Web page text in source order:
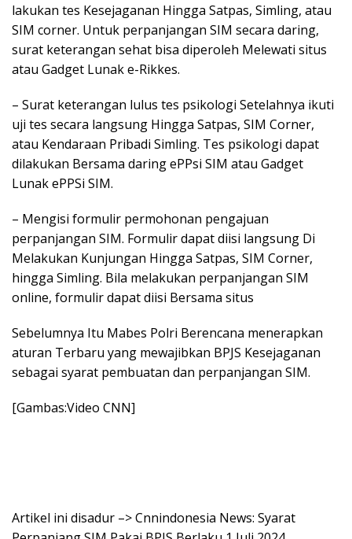
lakukan tes Kesejaganan Hingga Satpas, Simling, atau
SIM corner. Untuk perpanjangan SIM secara daring,
surat keterangan sehat bisa diperoleh Melewati situs
atau Gadget Lunak e-Rikkes.
– Surat keterangan lulus tes psikologi Setelahnya ikuti
uji tes secara langsung Hingga Satpas, SIM Corner,
atau Kendaraan Pribadi Simling. Tes psikologi dapat
dilakukan Bersama daring ePPsi SIM atau Gadget
Lunak ePPSi SIM.
– Mengisi formulir permohonan pengajuan
perpanjangan SIM. Formulir dapat diisi langsung Di
Melakukan Kunjungan Hingga Satpas, SIM Corner,
hingga Simling. Bila melakukan perpanjangan SIM
online, formulir dapat diisi Bersama situs
Sebelumnya Itu Mabes Polri Berencana menerapkan
aturan Terbaru yang mewajibkan BPJS Kesejaganan
sebagai syarat pembuatan dan perpanjangan SIM.
[Gambas:Video CNN]
Artikel ini disadur –> Cnnindonesia News: Syarat